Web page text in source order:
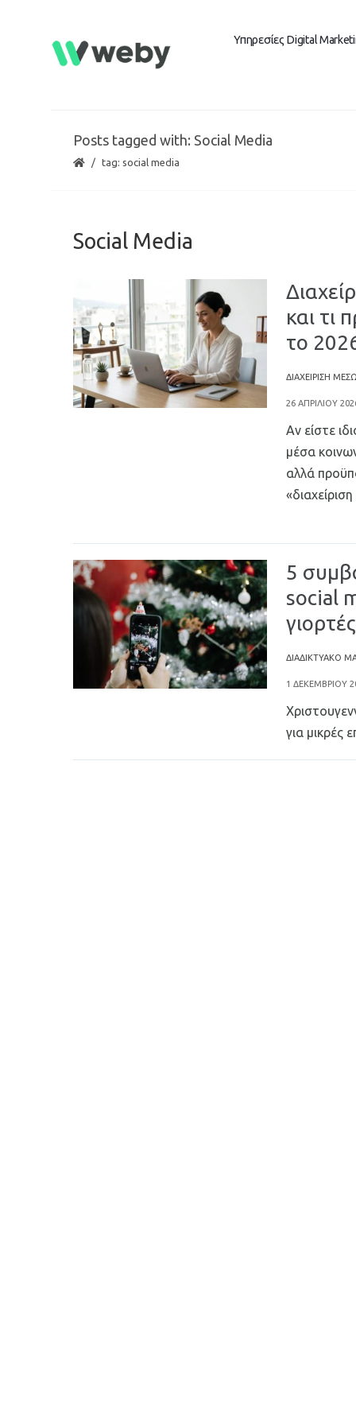
Υπηρεσίες Digital
Posts tagged with: Social Media
tag: social media
Social Media
και τι
το
ΔΙΑΧΕΊΡΙΣΗ
26 ΑΠΡΙΛΊΟΥ
Αν είστε
μέσα
αλλά
5
social
γιορτές
ΔΙΑΔΙΚΤΥΑΚΌ
1 ΔΕΚΕΜΒΡΊΟΥ
για μικρές